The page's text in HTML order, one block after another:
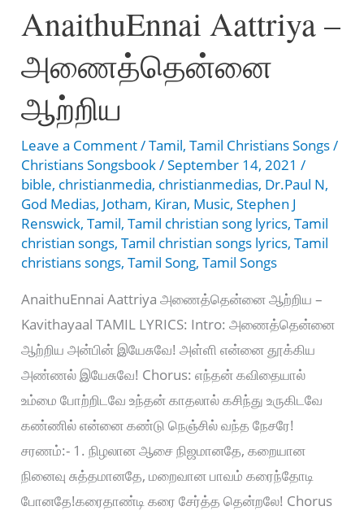
Kirubai
Nirainthavarae
AnaithuEnnai Aattriya –
அணைத்தென்னை
ஆற்றிய
Leave a Comment/Tamil,Tamil Christians Songs/
Christians Songsbook/September 14, 2021/
bible, christianmedia, christianmedias, Dr.Paul N,
God Medias, Jotham, Kiran, Music,Stephen J
Renswick,Tamil,Tamil christian song lyrics,Tamil
christian songs,Tamil christian songs lyrics,Tamil
christians songs,Tamil Song,Tamil Songs
AnaithuEnnai Aattriya அணைத்தென்னை ஆற்றிய –
Kavithayaal TAMIL LYRICS: Intro: அணைத்தென்னை
ஆற்றிய அன்பின் இயேசுவே! அள்ளி என்னை தூக்கிய
அண்ணல் இயேசுவே! Chorus: எந்தன் கவிதையால்
உம்மை போற்றிடவே உந்தன் காதலால் கசிந்து உருகிடவே
கண்ணில் என்னை கண்டு நெஞ்சில் வந்த நேசரே!
சரணம்:- 1. நிழலான ஆசை நிஜமானதே, கறையான
நினைவு சுத்தமானதே, மறைவான பாவம் கரைந்தோடி
போனதே!கரைதாண்டி கரை சேர்த்த தென்றலே! Chorus